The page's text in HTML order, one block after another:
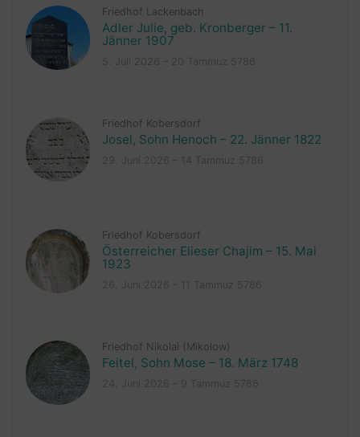
Friedhof Lackenbach
Adler Julie, geb. Kronberger – 11.
Jänner 1907
Friedhof Kobersdorf
Josel, Sohn Henoch – 22. Jänner 1822
Friedhof Kobersdorf
Österreicher Elieser Chajim – 15. Mai
1923
Friedhof Nikolai (Mikolow)
Feitel, Sohn Mose – 18. März 1748